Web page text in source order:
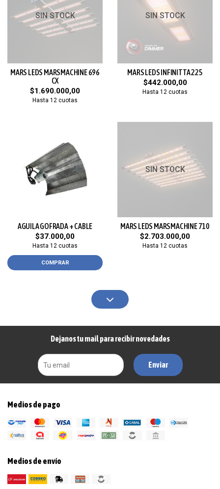
SIN STOCK
MARS LEDS MARSMACHINE 696
CX
$1.690.000,00
Hasta 12 cuotas
SIN STOCK
MARS LEDS INFINITTA 225
$442.000,00
Hasta 12 cuotas
AGUILA GOFRADA + CABLE
$37.000,00
Hasta 12 cuotas
COMPRAR
SIN STOCK
MARS LEDS MARSMACHINE 710
$2.703.000,00
Hasta 12 cuotas
Dejanos tu mail para recibir novedades
Enviar
Medios de pago
Medios de envío